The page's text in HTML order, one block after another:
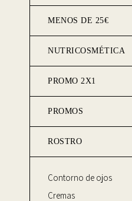
MENOS DE 25€
NUTRICOSMÉTICA
PROMO 2X1
PROMOS
ROSTRO
Contorno de ojos
Cremas